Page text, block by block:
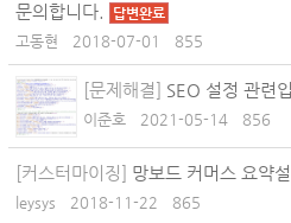
문의합니다.
답변완료
고동현 2018-07-01 855
[문제해결] SEO 설정 관련
이준호 2021-05-14 856
[커스터마이징] 망보드 커머스 요약
leysys 2018-11-22 865